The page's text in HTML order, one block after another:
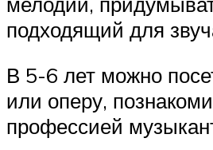
подходящий для
В 5-6 лет можно
или оперу,
профессией